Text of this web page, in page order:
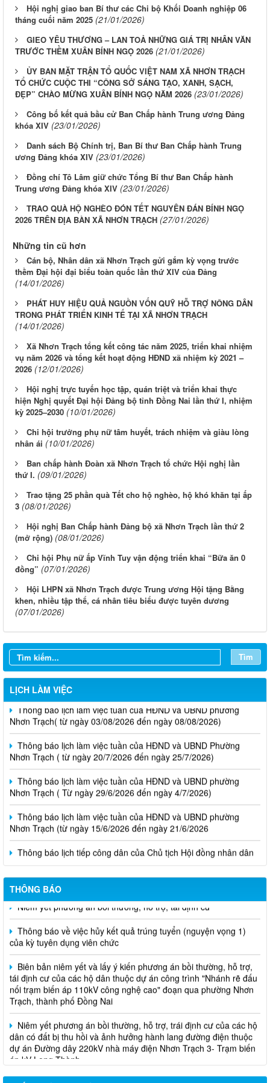
Hội nghị giao ban Bí thư các Chi bộ Khối Doanh nghiệp 06
tháng cuối năm 2025 (21/01/2026)
GIEO YÊU THƯƠNG – LAN TOẢ NHỮNG GIÁ TRỊ NHÂN VĂN
TRƯỚC THỀM XUÂN BÍNH NGỌ 2026 (21/01/2026)
ỦY BAN MẶT TRẬN TỔ QUỐC VIỆT NAM XÃ NHƠN TRẠCH
TỔ CHỨC CUỘC THI “CÔNG SỞ SÁNG TẠO, XANH, SẠCH,
ĐẸP” CHÀO MỪNG XUÂN BÍNH NGỌ NĂM 2026 (23/01/2026)
Công bố kết quả bầu cử Ban Chấp hành Trung ương Đảng
khóa XIV (23/01/2026)
Danh sách Bộ Chính trị, Ban Bí thư Ban Chấp hành Trung
ương Đảng khóa XIV (23/01/2026)
Đồng chí Tô Lâm giữ chức Tổng Bí thư Ban Chấp hành
Trung ương Đảng khóa XIV (23/01/2026)
TRAO QUÀ HỘ NGHÈO ĐÓN TẾT NGUYÊN ĐÁN BÍNH NGỌ
2026 TRÊN ĐỊA BÀN XÃ NHƠN TRẠCH (27/01/2026)
Những tin cũ hơn
Cán bộ, Nhân dân xã Nhơn Trạch gửi gắm kỳ vọng trước
thềm Đại hội đại biểu toàn quốc lần thứ XIV của Đảng
(14/01/2026)
PHÁT HUY HIỆU QUẢ NGUỒN VỐN QUỸ HỖ TRỢ NÔNG DÂN
TRONG PHÁT TRIỂN KINH TẾ TẠI XÃ NHƠN TRẠCH
(14/01/2026)
Xã Nhơn Trạch tổng kết công tác năm 2025, triển khai nhiệm
vụ năm 2026 và tổng kết hoạt động HĐND xã nhiệm kỳ 2021 –
2026 (12/01/2026)
Hội nghị trực tuyến học tập, quán triệt và triển khai thực
hiện Nghị quyết Đại hội Đảng bộ tỉnh Đồng Nai lần thứ I, nhiệm
kỳ 2025–2030 (10/01/2026)
Chi hội trưởng phụ nữ tâm huyết, trách nhiệm và giàu lòng
nhân ái (10/01/2026)
Ban chấp hành Đoàn xã Nhơn Trạch tổ chức Hội nghị lần
thứ I. (09/01/2026)
Trao tặng 25 phần quà Tết cho hộ nghèo, hộ khó khăn tại ấp
3 (08/01/2026)
Hội nghị Ban Chấp hành Đảng bộ xã Nhơn Trạch lần thứ 2
(mở rộng) (08/01/2026)
Chi hội Phụ nữ ấp Vĩnh Tuy vận động triển khai “Bữa ăn 0
đồng” (07/01/2026)
Hội LHPN xã Nhơn Trạch được Trung ương Hội tặng Bằng
khen, nhiều tập thể, cá nhân tiêu biểu được tuyên dương
(07/01/2026)
Tìm
LỊCH LÀM VIỆC
Thông báo lịch làm việc tuần của HĐND và UBND phường
Nhơn Trạch( từ ngày 03/08/2026 đến ngày 08/08/2026)
Thông báo lịch làm việc tuần của HĐND và UBND Phường
Nhơn Trạch ( từ ngày 20/7/2026 đến ngày 25/7/2026)
Thông báo lịch làm việc tuần của HĐND và UBND phường
Nhơn Trạch ( Từ ngày 29/6/2026 đến ngày 4/7/2026)
Thông báo lịch làm việc tuần của HĐND và UBND phường
Nhơn Trạch (từ ngày 15/6/2026 đến ngày 21/6/2026
Thông báo lịch tiếp công dân của Chủ tịch Hội đồng nhân dân
phường tại các khu phố trên địa bàn phường Nhơn Trạch năm
2026
THÔNG BÁO
Niêm yết phương án bồi thường, hỗ trợ, tái định cư
Thông báo về việc hủy kết quả trúng tuyển (nguyện vọng 1)
của kỳ tuyên dụng viên chức
Biên bản niêm yết và lấy ý kiến phương án bồi thường, hỗ trợ,
tái định cư của các hộ dân thuộc dự án công trình "Nhánh rẽ đấu
nối trạm biến áp 110kV công nghệ cao" đoạn qua phường Nhơn
Trạch, thành phố Đồng Nai
Niêm yết phương án bồi thường, hỗ trợ, trái định cư của các hộ
dân có đất bị thu hồi và ảnh hưởng hành lang đường điện thuộc
dự án Đường dây 220kV nhà máy điện Nhơn Trạch 3- Trạm biến
áp kV Long Thành
Biên bản về việc niêm yết phương án bồi thường, hỗ trợ, tái
định cư của các hộ dân có đất bị thu hồi thuộc dự án nâng cấp